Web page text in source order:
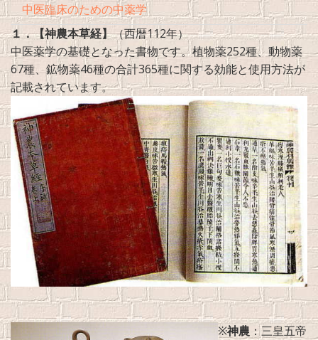
中医臨床のための中薬学
１．【神農本草経】（西暦112年）
中医薬学の基礎となった書物です。植物薬252種、動物薬
67種、鉱物薬46種の合計365種に関する効能と使用方法が
記載されています。
※神農 ：三皇五帝